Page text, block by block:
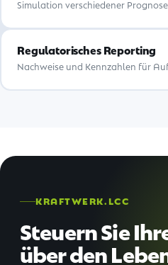
Simulation verschiedener
Regulatorisches Reporting
Nachweise und Kennzahlen für
KRAFTWERK.LCC
Steuern Sie
über den